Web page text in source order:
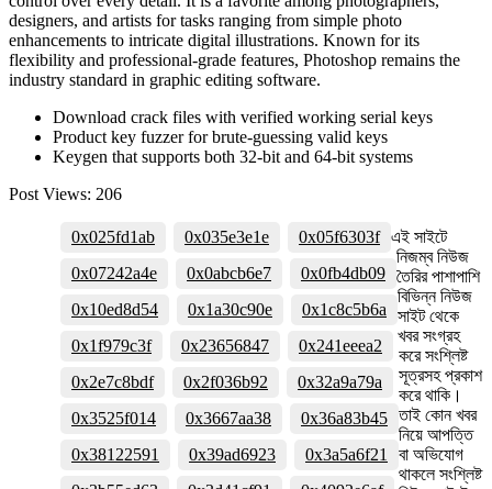
designers, and artists for tasks ranging from simple photo
enhancements to intricate digital illustrations. Known for its
flexibility and professional-grade features, Photoshop remains the
industry standard in graphic editing software.
Download crack files with verified working serial keys
Product key fuzzer for brute-guessing valid keys
Keygen that supports both 32-bit and 64-bit systems
Post Views: 206
0x025fd1ab 0x035e3e1e
0x05f6303f
0x07242a4e
0x0abcb6e7
0x0fb4db09
0x10ed8d54
0x1a30c90e
0x1c8c5b6a
0x1f979c3f
0x23656847
0x241eeea2
0x2e7c8bdf
0x2f036b92
0x32a9a79a
0x3525f014
0x3667aa38
0x36a83b45
0x38122591
0x39ad6923
0x3a5a6f21
এই সাইটে
নিজম্ব নিউজ
তৈরির পাশাপাশি
বিভিন্ন নিউজ
সাইট থেকে
খবর সংগ্রহ
করে সংশ্লিষ্ট
সূত্রসহ প্রকাশ
করে থাকি।
তাই কোন খবর
নিয়ে আপত্তি
বা অভিযোগ
থাকলে সংশ্লিষ্ট